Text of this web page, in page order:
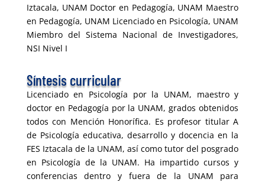
Iztacala, UNAM Doctor en Pedagogía, UNAM Maestro
en Pedagogía, UNAM Licenciado en Psicología, UNAM
Miembro del Sistema Nacional de Investigadores,
NSI Nivel I
Síntesis curricular
Licenciado en Psicología por la UNAM, maestro y
doctor en Pedagogía por la UNAM, grados obtenidos
todos con Mención Honorífica. Es profesor titular A
de Psicología educativa, desarrollo y docencia en la
FES Iztacala de la UNAM, así como tutor del posgrado
en Psicología de la UNAM. Ha impartido cursos y
conferencias dentro y fuera de la UNAM para